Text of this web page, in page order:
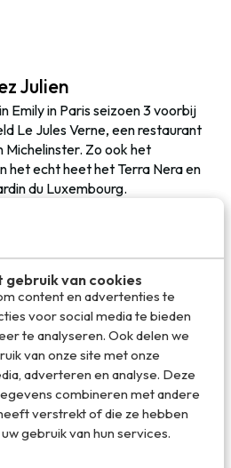
van cookies
content en advertenties te
voor social media te bieden
te analyseren. Ook delen we
van onze site met onze
adverteren en analyse. Deze
combineren met andere
verstrekt of die ze hebben
gebruik van hun services.
Julien
Emily in Paris seizoen 3 voorbij
Le Jules Verne, een restaurant
Zo ook het
het echt heet het Terra Nera en
du Luxembourg.
Chez Julien waar Emily en Mindy
Het ligt vlakbij Hôtel de
heel lekker eten. Om de hoek
smal steegje met in de zomer
in Emily in Paris
in de serie voorbij die ook al